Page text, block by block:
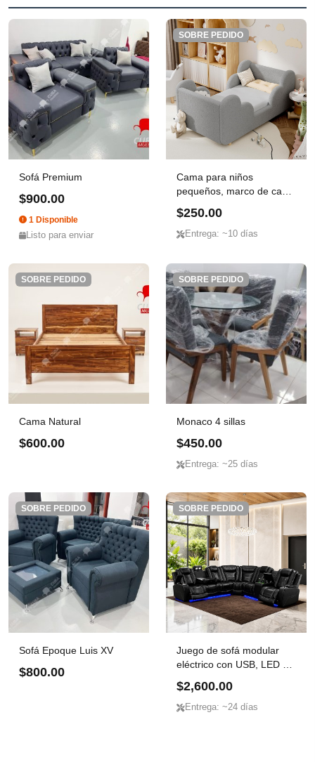
Sofá Premium
$900.00
1 Disponible
Listo para enviar
SOBRE PEDIDO
Cama para niños
pequeños, marco de cama
$250.00
Entrega: ~10 días
SOBRE PEDIDO
Cama Natural
$600.00
SOBRE PEDIDO
Monaco 4 sillas
$450.00
Entrega: ~25 días
SOBRE PEDIDO
Sofá Epoque Luis XV
$800.00
SOBRE PEDIDO
Juego de sofá modular
eléctrico con USB, LED y
$2,600.00
Entrega: ~24 días